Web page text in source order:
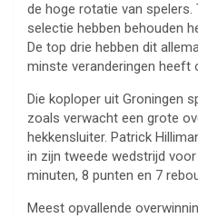
de hoge rotatie van spelers.
selectie hebben behouden
De top drie hebben dit
minste veranderingen heeft
Die koploper uit Groningen
zoals verwacht een grote
hekkensluiter. Patrick
in zijn tweede wedstrijd
minuten, 8 punten en 7
Meest opvallende